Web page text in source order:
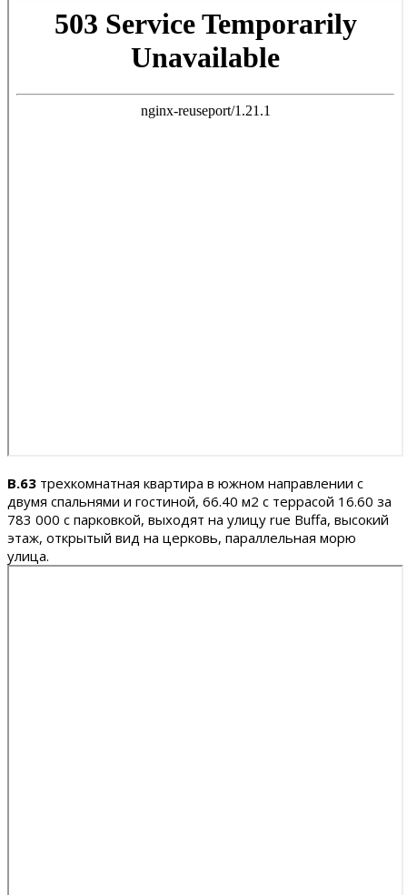
B.63 трехкомнатная квартира в южном направлении с
двумя спальнями и гостиной, 66.40 м2 c террасой 16.60 за
783 000 с парковкой, выходят на улицу rue Buffa, высокий
этаж, открытый вид на церковь, параллельная морю
улица.